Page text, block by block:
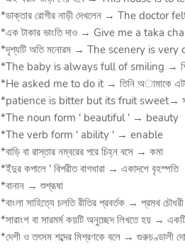
*ডাক্তার রোগীর নাড়ী দেখলেন → The
*এক টাকার ভাংতি দাও → Give me a taka
*দৃশ্যটি অতি মনোরম → The scenery is very
*The baby is always full of smiling →
*He asked me to do it → তিনি অামাকে এটা
*patience is bitter but its fruit sweet→
*The noun form ' beautiful ' → beauty
*The verb form ' ability ' → enable
*বাড়ি বা রাস্তার নম্বরের পরে চিহ্ন বসে → কমা
*ইঁদুর কপালে ' বিপরীত বাগধারা → একাদশে বৃহস্পতি
*বানান → শুশ্রূষা
*বাংলা সাহিত্যে চলতি রীতির প্রবর্তক → প্রমথ চৌধরী
*সারাংশ বা সারমর্ম কয়টি অনুচ্ছেদ লিখতে হয় →
*দেশী ও তৎসম শব্দের মিশ্রণকে বলে → গুরুচণ্ডালী